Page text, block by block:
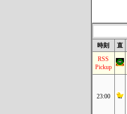
時刻 直
RSS
Pickup
23:00